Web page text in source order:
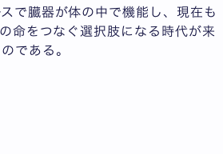
で臓器が体の中で機能し、現在も
命をつなぐ選択肢になる時代が来
である。